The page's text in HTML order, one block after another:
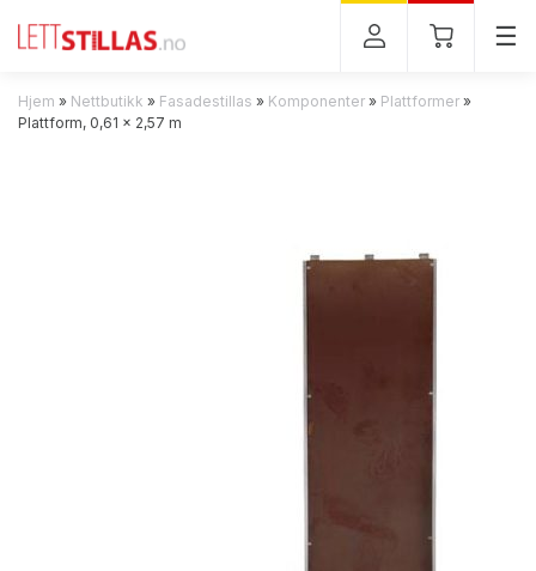
☰
Hjem » Nettbutikk » Fasadestillas » Komponenter » Plattformer »
Plattform, 0,61 x 2,57 m